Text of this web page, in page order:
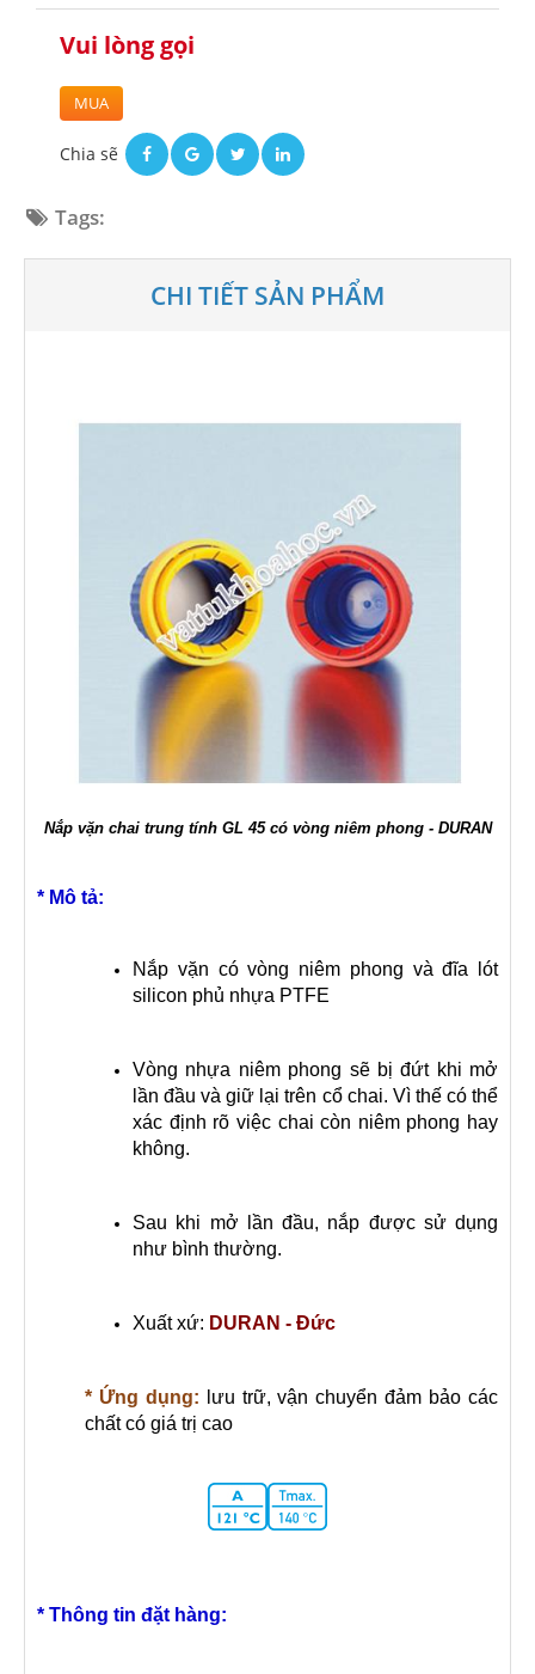
Vui lòng gọi
MUA
Chia sẽ
Tags:
CHI TIẾT SẢN PHẨM
Nắp vặn chai trung tính GL 45 có vòng niêm phong - DURAN
* Mô tả:
Nắp vặn có vòng niêm phong và đĩa lót
silicon phủ nhựa PTFE
Vòng nhựa niêm phong sẽ bị đứt khi mở
lần đầu và giữ lại trên cổ chai. Vì thế có thể
xác định rõ việc chai còn niêm phong hay
không.
Sau khi mở lần đầu, nắp được sử dụng
như bình thường.
Xuất xứ: DURAN - Đức
* Ứng dụng: lưu trữ, vận chuyển đảm bảo các
chất có giá trị cao
* Thông tin đặt hàng: